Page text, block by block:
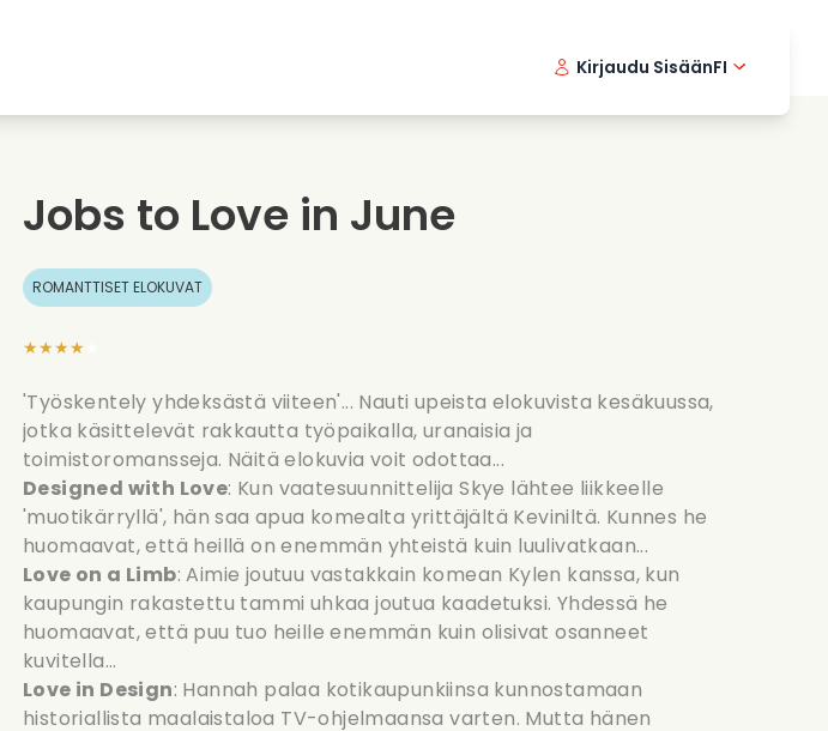
Treffielokuvat
Romanttiset sarjat
Kirjaudu SisäänFI
Jobs to Love in June
ROMANTTISET ELOKUVAT
★★★★★
'Työskentely yhdeksästä viiteen'... Nauti upeista elokuvista kesäkuussa,
jotka käsittelevät rakkautta työpaikalla, uranaisia ja
toimistoromansseja. Näitä elokuvia voit odottaa...
Designed with Love: Kun vaatesuunnittelija Skye lähtee liikkeelle
'muotikärryllä', hän saa apua komealta yrittäjältä Keviniltä. Kunnes he
huomaavat, että heillä on enemmän yhteistä kuin luulivatkaan...
Love on a Limb: Aimie joutuu vastakkain komean Kylen kanssa, kun
kaupungin rakastettu tammi uhkaa joutua kaadetuksi. Yhdessä he
huomaavat, että puu tuo heille enemmän kuin olisivat osanneet
kuvitella...
Love in Design: Hannah palaa kotikaupunkiinsa kunnostamaan
historiallista maalaistaloa TV-ohjelmaansa varten. Mutta hänen